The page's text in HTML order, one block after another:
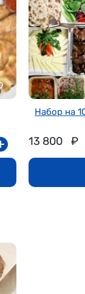
Набор на
13 800 ₽